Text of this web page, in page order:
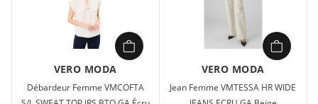
VERO MODA
Débardeur Femme VMCOFTA
VERO MODA
Jean Femme VMTESSA HR WIDE